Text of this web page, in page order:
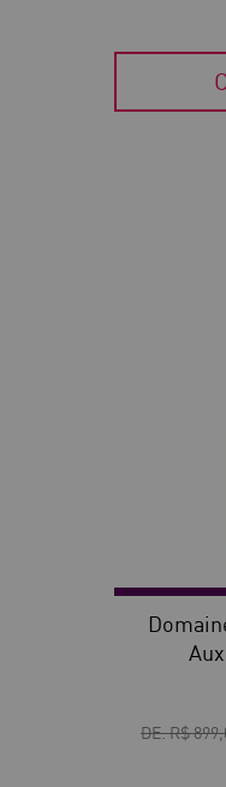
DE:R$